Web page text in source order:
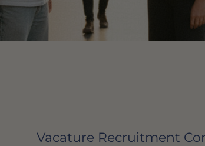
Vacature Recruitment